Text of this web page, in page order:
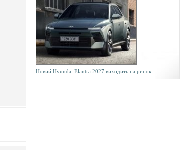
Новий Hyundai Elantra 2027 виходить на ринок